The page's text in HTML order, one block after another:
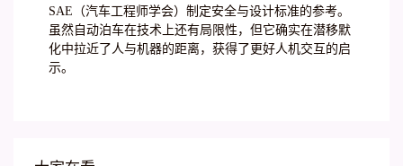
SAE（汽车工程师学会）制定安全与设计标准的参考。
虽然自动泊车在技术上还有局限性，但它确实在潜移默
化中拉近了人与机器的距离，获得了更好人机交互的启
示。